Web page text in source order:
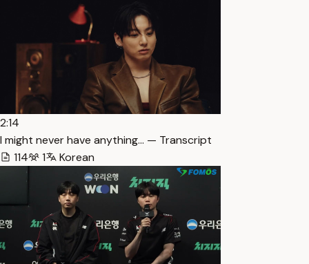
2:14
I might never have anything… — Transcript
114
1 Korean